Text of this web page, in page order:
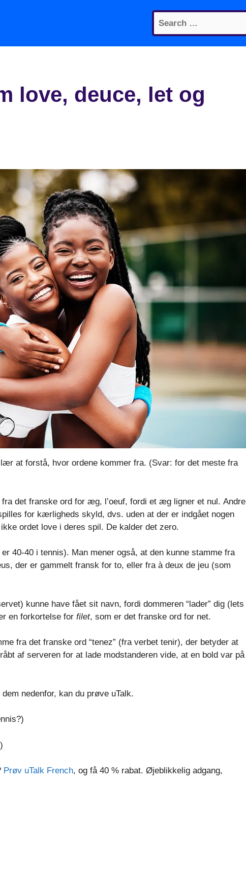
Search
for:
love, deuce, let og
at forstå, hvor ordene kommer fra. (Svar: for det meste fra
det franske ord for æg, l’oeuf, fordi et æg ligner et nul. Andre
for kærligheds skyld, dvs. uden at der er indgået nogen
ordet love i deres spil. De kalder det zero.
40-40 i tennis). Man mener også, at den kunne stamme fra
der er gammelt fransk for to, eller fra à deux de jeu (som
kunne have fået sit navn, fordi dommeren “lader” dig (lets
en forkortelse for filet, som er det franske ord for net.
fra det franske ord “tenez” (fra verbet tenir), der betyder at
af serveren for at lade modstanderen vide, at en bold var på
nedenfor, kan du prøve uTalk.
Prøv uTalk French, og få 40 % rabat. Øjeblikkelig adgang,